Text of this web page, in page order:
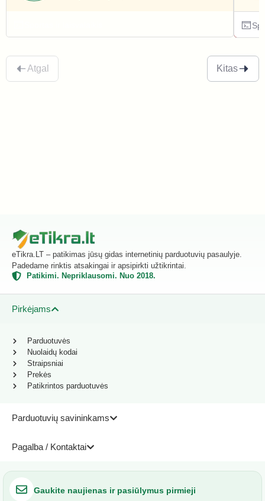
Atgal Kitas
eTikra.LT – patikimas jūsų gidas internetinių parduotuvių pasaulyje.
Padedame rinktis atsakingai ir apsipirkti užtikrintai.
Patikimi. Nepriklausomi. Nuo 2018.
Pirkėjams
Parduotuvių savininkams
Pagalba / Kontaktai
Parduotuvės
Nuolaidų kodai
Straipsniai
Prekės
Patikrintos parduotuvės
Gaukite naujienas ir pasiūlymus pirmieji